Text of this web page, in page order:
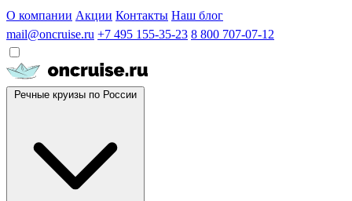
О компании Акции Контакты Наш блог
mail@oncruise.ru +7 495 155-35-23 8 800 707-07-12